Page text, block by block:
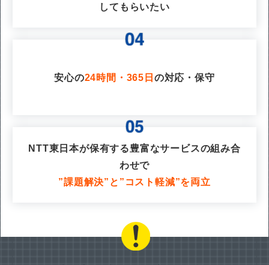
してもらいたい
安心の24時間・365日 の対応・保守
NTT東日本が保有する豊富なサービスの組み合
わせで
”課題解決”と”コスト軽減”を両立